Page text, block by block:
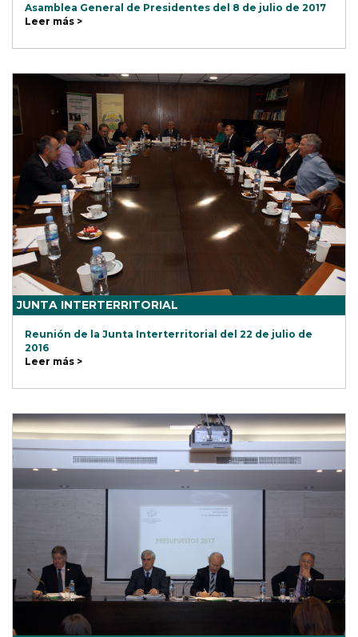
Asamblea General de Presidentes del 8 de julio de 2017
Leer más >
JUNTA INTERTERRITORIAL
Reunión de la Junta Interterritorial del 22 de julio de
2016
Leer más >